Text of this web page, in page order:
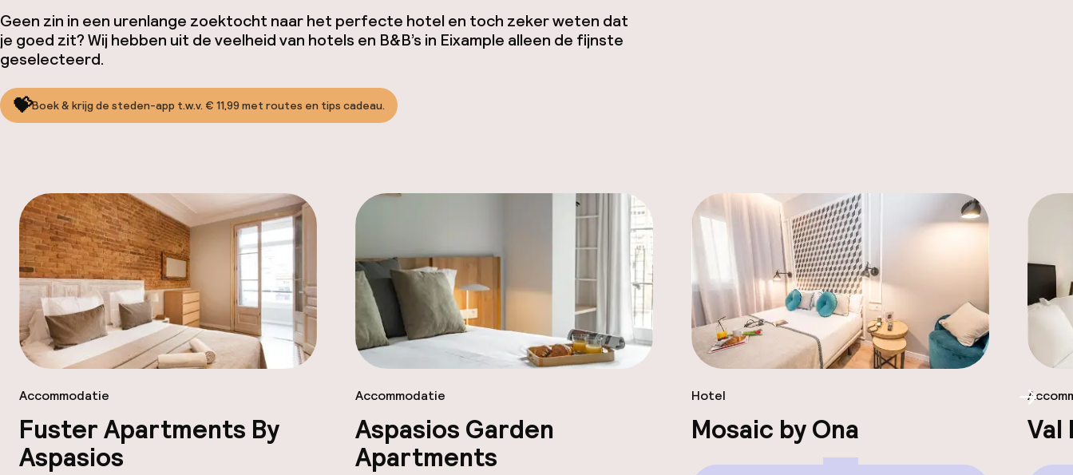
Geen zin in een urenlange zoektocht naar het perfecte hotel en toch zeker weten dat
je goed zit? Wij hebben uit de veelheid van hotels en B&B’s in Eixample alleen de fijnste
geselecteerd.
💝Boek & krijg de steden-app t.w.v. € 11,99 met routes en tips cadeau.
Accommodatie
Fuster Apartments By
Aspasios
Accommodatie
Aspasios Garden
Apartments
Hotel
Mosaic by Ona Val